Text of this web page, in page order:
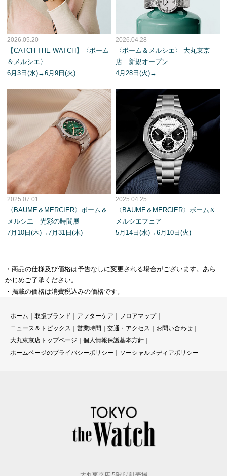
2026.05.20
【CATCH THE WATCH】〈ボーム
＆メルシエ〉
6月3日(水)→6月9日(火)
2026.04.28
〈ボーム＆メルシエ〉 大丸東京
店 新規オープン
4月28日(火)→
2025.07.01
〈BAUME＆MERCIER〉ボーム＆
メルシエ 光彩の時間展
7月10日(木)→7月31日(木)
2025.04.25
〈BAUME＆MERCIER〉ボーム＆
メルシエフェア
5月14日(水)→6月10日(火)
・商品の仕様及び価格は予告なしに変更される場合がございます。あら
かじめご了承ください。
・掲載の価格は消費税込みの価格です。
ホーム ｜ 取扱ブランド ｜ アフターケア ｜ フロアマップ｜
ニュース＆トピックス ｜ 営業時間 ｜ 交通・アクセス ｜ お問い合わせ ｜
大丸東京店トップページ ｜ 個人情報保護基本方針 ｜
ホームページのプライバシーポリシー ｜ ソーシャルメディアポリシー